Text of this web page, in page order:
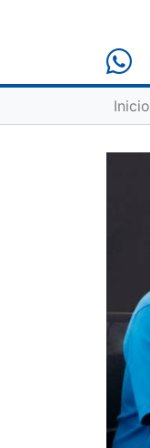
Inicio